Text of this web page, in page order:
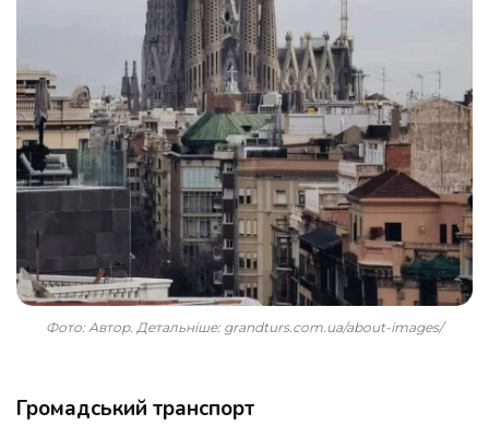
Фото: Автор. Детальніше: grandturs.com.ua/about-images/
Громадський транспорт